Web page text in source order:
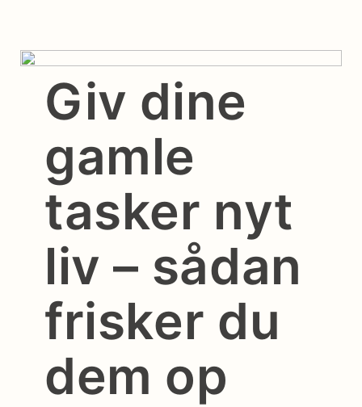
Giv dine
gamle
tasker nyt
liv – sådan
frisker du
dem op